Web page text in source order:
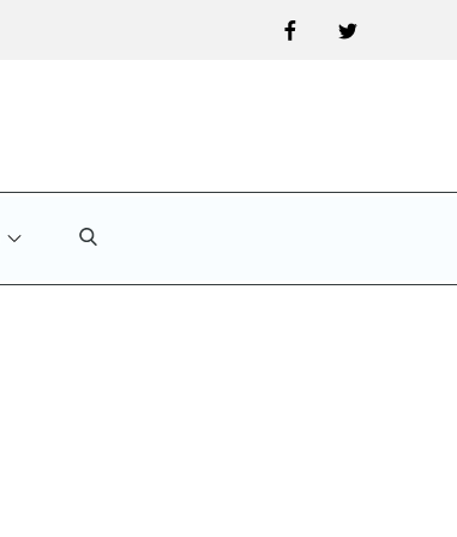
FacebookTwitter